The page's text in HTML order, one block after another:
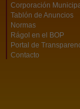
Corporación
Tablón de Anuncios
Normas
Rágol en el BOP
Portal de
Contacto